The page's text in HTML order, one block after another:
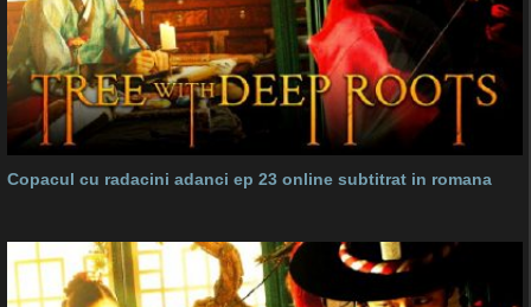
Copacul cu radacini adanci ep 23 online subtitrat in romana